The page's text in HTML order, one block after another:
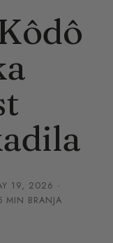
19, 2026 ·
BRANJA